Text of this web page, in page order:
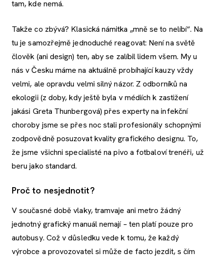
tam, kde nemá.
Takže co zbývá? Klasická námitka „mně se to nelíbí“. Na
tu je samozřejmě jednoduché reagovat: Není na světě
člověk (ani design) ten, aby se zalíbil lidem všem. My u
nás v Česku máme na aktuálně probíhající kauzy vždy
velmi, ale opravdu velmi silný názor. Z odborníků na
ekologii (z doby, kdy ještě byla v médiích k zastižení
jakási Greta Thunbergová) přes experty na infekční
choroby jsme se přes noc stali profesionály schopnými
zodpovědně posuzovat kvality grafického designu. To,
že jsme všichni specialisté na pivo a fotbaloví trenéři, už
beru jako standard.
Proč to nesjednotit?
V současné době vlaky, tramvaje ani metro žádný
jednotný grafický manuál nemají – ten platí pouze pro
autobusy. Což v důsledku vede k tomu, že každý
výrobce a provozovatel si může de facto jezdit, s čím